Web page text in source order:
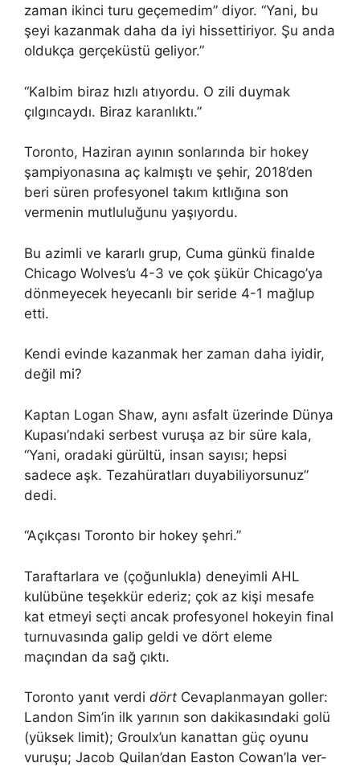
zaman ikinci turu geçemedim” diyor. “Yani, bu
şeyi kazanmak daha da iyi hissettiriyor. Şu anda
oldukça gerçeküstü geliyor.”
“Kalbim biraz hızlı atıyordu. O zili duymak
çılgıncaydı. Biraz karanlıktı.”
Toronto, Haziran ayının sonlarında bir hokey
şampiyonasına aç kalmıştı ve şehir, 2018’den
beri süren profesyonel takım kıtlığına son
vermenin mutluluğunu yaşıyordu.
Bu azimli ve kararlı grup, Cuma günkü finalde
Chicago Wolves’u 4-3 ve çok şükür Chicago’ya
dönmeyecek heyecanlı bir seride 4-1 mağlup
etti.
Kendi evinde kazanmak her zaman daha iyidir,
değil mi?
Kaptan Logan Shaw, aynı asfalt üzerinde Dünya
Kupası’ndaki serbest vuruşa az bir süre kala,
“Yani, oradaki gürültü, insan sayısı; hepsi
sadece aşk. Tezahüratları duyabiliyorsunuz”
dedi.
“Açıkçası Toronto bir hokey şehri.”
Taraftarlara ve (çoğunlukla) deneyimli AHL
kulübüne teşekkür ederiz; çok az kişi mesafe
kat etmeyi seçti ancak profesyonel hokeyin final
turnuvasında galip geldi ve dört eleme
maçından da sağ çıktı.
Toronto yanıt verdi dört Cevaplanmayan goller:
Landon Sim’in ilk yarının son dakikasındaki golü
(yüksek limit); Groulx’un kanattan güç oyunu
vuruşu; Jacob Quilan’dan Easton Cowan’la ver-